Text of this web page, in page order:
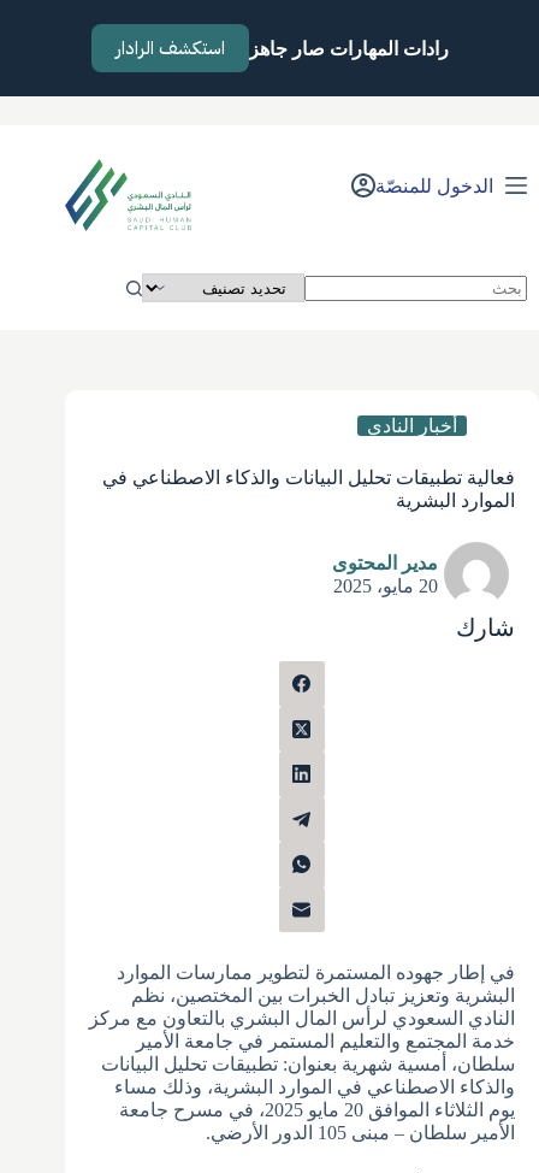
رادات المهارات صار جاهز استكشف الرادار
الدخول للمنصّة
أخبار النادي
فعالية تطبيقات تحليل البيانات والذكاء الاصطناعي في
الموارد البشرية
مدير المحتوى
20 مايو، 2025
شارك
في إطار جهوده المستمرة لتطوير ممارسات الموارد
البشرية وتعزيز تبادل الخبرات بين المختصين، نظم
النادي السعودي لرأس المال البشري بالتعاون مع مركز
خدمة المجتمع والتعليم المستمر في جامعة الأمير
سلطان، أمسية شهرية بعنوان: تطبيقات تحليل البيانات
والذكاء الاصطناعي في الموارد البشرية، وذلك مساء
يوم الثلاثاء الموافق 20 مايو 2025، في مسرح جامعة
الأمير سلطان – مبنى 105 الدور الأرضي.